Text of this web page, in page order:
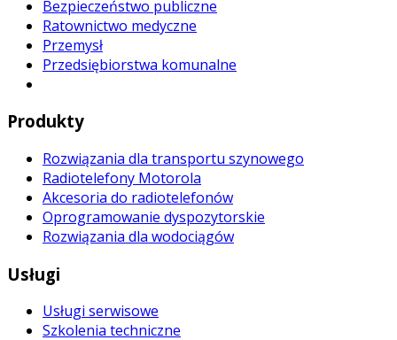
Bezpieczeństwo publiczne
Ratownictwo medyczne
Przemysł
Przedsiębiorstwa komunalne
Produkty
Rozwiązania dla transportu szynowego
Radiotelefony Motorola
Akcesoria do radiotelefonów
Oprogramowanie dyspozytorskie
Rozwiązania dla wodociągów
Usługi
Usługi serwisowe
Szkolenia techniczne